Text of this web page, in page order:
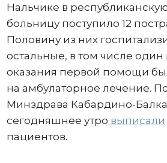
Нальчике в
больницу поступило 12
Половину из них
остальные, в том числе
оказания первой помощи
на амбулаторное лечение.
Минздрава Кабардино-
сегодняшнее утро выписали
пациентов.